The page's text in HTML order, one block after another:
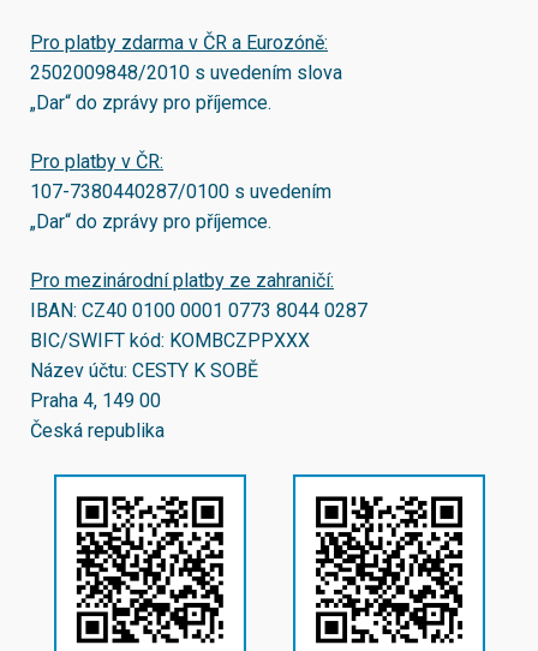
Pro platby zdarma v ČR a Eurozóně:
2502009848/2010 s uvedením slova
„Dar“ do zprávy pro příjemce.
Pro platby v ČR:
107-7380440287/0100 s uvedením
„Dar“ do zprávy pro příjemce.
Pro mezinárodní platby ze zahraničí:
IBAN: CZ40 0100 0001 0773 8044 0287
BIC/SWIFT kód: KOMBCZPPXXX
Název účtu: CESTY K SOBĚ
Praha 4, 149 00
Česká republika